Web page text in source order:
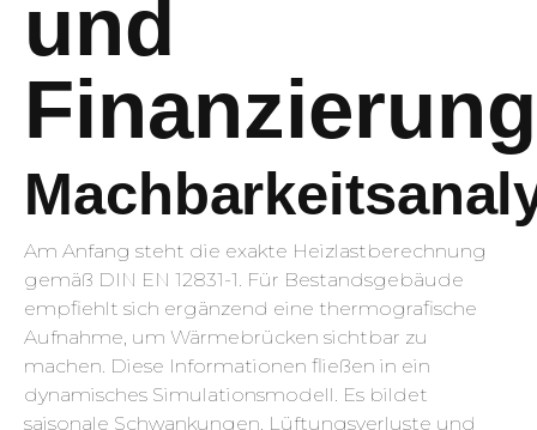
und
Finanzierung
Am Anfang steht die exakte Heizlastberechnung
gemäß DIN EN 12831-1. Für Bestandsgebäude
empfiehlt sich ergänzend eine thermografische
Aufnahme, um Wärmebrücken sichtbar zu
machen. Diese Informationen fließen in ein
dynamisches Simulationsmodell. Es bildet
saisonale Schwankungen, Lüftungsverluste und